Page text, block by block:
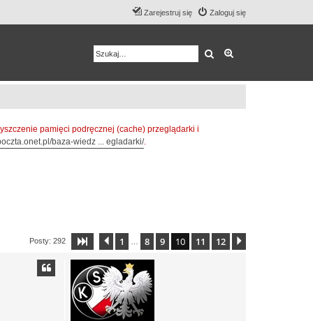
Zaloguj się
Zarejestruj się
Szukaj
pamięci podręcznej (cache) przeglądarki i
baza-wiedz ... egladarki/.
Posty: 292 Strona10 z 12
Poprzednia
1 8 9 10 11 12